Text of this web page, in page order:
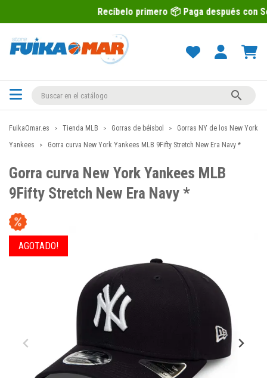
Recíbelo primero 📦 Paga después con Sequra 💶

FuikaOmar.es Tienda MLB Gorras de béisbol
Gorras NY de los New York
Yankees
Gorra curva New York Yankees MLB 9Fifty Stretch New Era Navy *
Gorra curva New York Yankees MLB
9Fifty Stretch New Era Navy *
AGOTADO!